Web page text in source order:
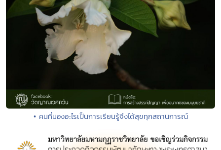
• คนที่มองอะไรเป็นการเรียนรู้จึงได้สุขทุกสถานการณ์